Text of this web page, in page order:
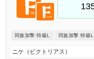
同族加撃 特級L 同族加撃 特級L
ニケ（ビクトリアス）